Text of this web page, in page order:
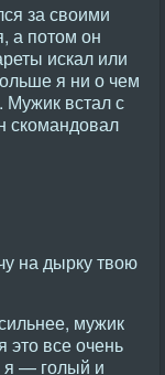
за своими
а потом он
искал или
я ни о чем
встал с
скомандовал
на дырку твою
мужик
это все очень
я — голый и